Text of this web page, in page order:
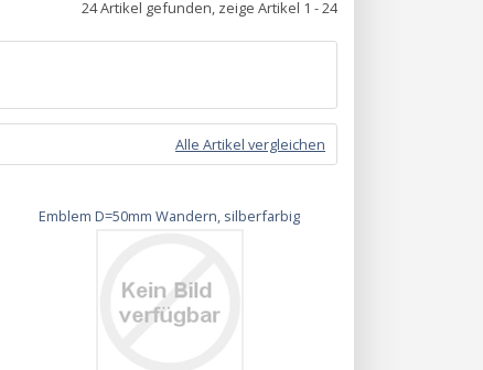
24 Artikel gefunden, zeige Artikel 1 - 24
Alle Artikel vergleichen
Emblem D=50mm Wandern, silberfarbig